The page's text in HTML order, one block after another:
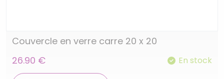
Couvercle en verre carre 20 x 20
26.90 €
En stock